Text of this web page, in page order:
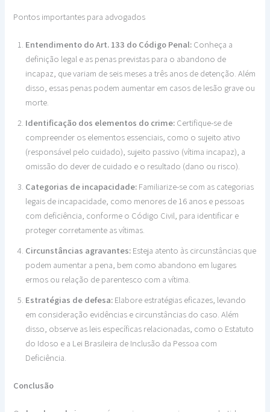
Pontos importantes para advogados
Entendimento do Art. 133 do Código Penal: Conheça a
definição legal e as penas previstas para o abandono de
incapaz, que variam de seis meses a três anos de detenção. Além
disso, essas penas podem aumentar em casos de lesão grave ou
morte.
Identificação dos elementos do crime: Certifique-se de
compreender os elementos essenciais, como o sujeito ativo
(responsável pelo cuidado), sujeito passivo (vítima incapaz), a
omissão do dever de cuidado e o resultado (dano ou risco).
Categorias de incapacidade: Familiarize-se com as categorias
legais de incapacidade, como menores de 16 anos e pessoas
com deficiência, conforme o Código Civil, para identificar e
proteger corretamente as vítimas.
Circunstâncias agravantes: Esteja atento às circunstâncias que
podem aumentar a pena, bem como abandono em lugares
ermos ou relação de parentesco com a vítima.
Estratégias de defesa: Elabore estratégias eficazes, levando
em consideração evidências e circunstâncias do caso. Além
disso, observe as leis específicas relacionadas, como o Estatuto
do Idoso e a Lei Brasileira de Inclusão da Pessoa com
Deficiência.
Conclusão